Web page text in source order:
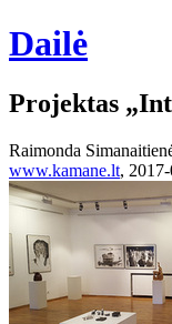
Dailė
Projektas
Raimonda
www.kamane.lt,